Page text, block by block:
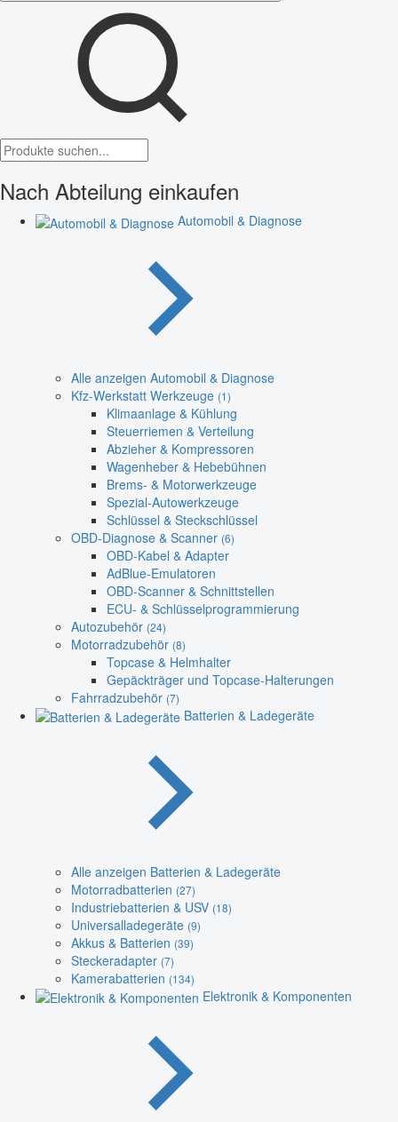
Nach Abteilung einkaufen
Automobil & Diagnose
Alle anzeigen Automobil & Diagnose
Kfz-Werkstatt Werkzeuge (1)
Klimaanlage & Kühlung
Steuerriemen & Verteilung
Abzieher & Kompressoren
Wagenheber & Hebebühnen
Brems- & Motorwerkzeuge
Spezial-Autowerkzeuge
Schlüssel & Steckschlüssel
OBD-Diagnose & Scanner (6)
OBD-Kabel & Adapter
AdBlue-Emulatoren
OBD-Scanner & Schnittstellen
ECU- & Schlüsselprogrammierung
Autozubehör (24)
Motorradzubehör (8)
Topcase & Helmhalter
Gepäckträger und Topcase-Halterungen
Fahrradzubehör (7)
Batterien & Ladegeräte
Alle anzeigen Batterien & Ladegeräte
Motorradbatterien (27)
Industriebatterien & USV (18)
Universalladegeräte (9)
Akkus & Batterien (39)
Steckeradapter (7)
Kamerabatterien (134)
Elektronik & Komponenten